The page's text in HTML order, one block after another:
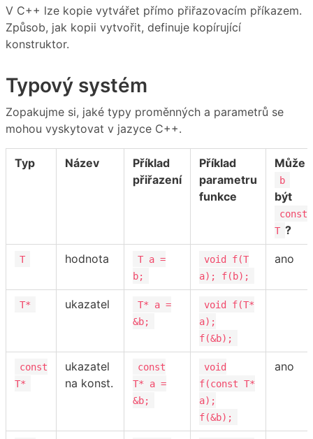
V C++ lze kopie vytvářet přímo přiřazovacím příkazem.
Způsob, jak kopii vytvořit, definuje kopírující
konstruktor.
Typový systém
Zopakujme si, jaké typy proměnných a parametrů se
mohou vyskytovat v jazyce C++.
Typ Název
Příklad
přiřazení
Příklad
parametru
funkce
Může
b
být
const
T ?
T hodnota
T a =
b;
void f(T
a); f(b);
ano
T* ukazatel
T* a =
&b;
void f(T*
a);
f(&b);
const
T*
ukazatel
na konst.
const
T* a =
&b;
void
f(const T*
a);
f(&b);
ano